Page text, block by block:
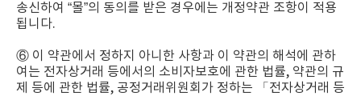
송신하여 “몰”의 동의를 받은 경우에는 개정약관 조항이 적용
됩니다.
⑥ 이 약관에서 정하지 아니한 사항과 이 약관의 해석에 관하
여는 전자상거래 등에서의 소비자보호에 관한 법률, 약관의 규
제 등에 관한 법률, 공정거래위원회가 정하는 「전자상거래 등